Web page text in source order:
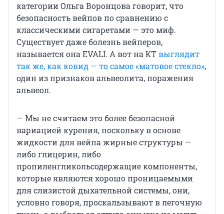
категории Ольга Воронцова говорит, что
безопасность вейпов по сравнению с
классическими сигаретами — это миф.
Существует даже болезнь вейперов,
называется она EVALI. А вот на КТвыглядит
так же, как ковид — то самое «матовое стекло»,
один из признаков альвеолита, поражения
альвеол.
— Мы не считаем это более безопасной
вариацией курения, поскольку в основе
жидкости для вейпа жирные структуры —
либо глицерин, либо
пропиленгликольсодержащие компоненты,
которые являются хорошо проницаемыми
для слизистой дыхательной системы, они,
условно говоря, проскальзывают в легочную